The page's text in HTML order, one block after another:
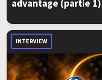
advantage (partie 1)
INTERVIEW